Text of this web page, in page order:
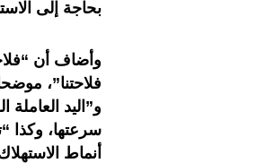
بحاجة إلى
وأضاف أن
فلاحتنا”،
و”اليد
سرعتها، وكذا
أنماط